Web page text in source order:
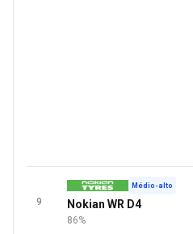
9
Médio-alto
Nokian WR D4
86%